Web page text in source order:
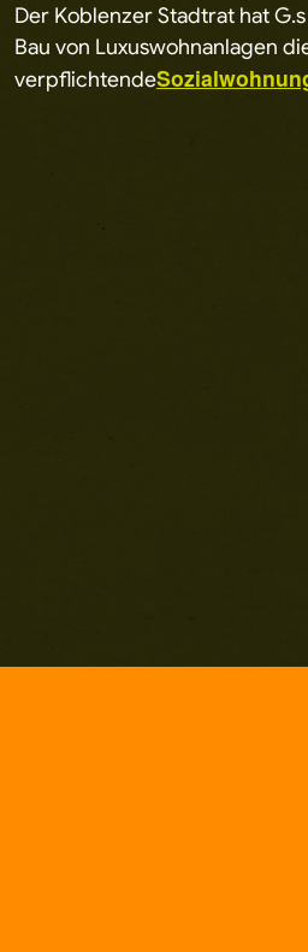
Der Koblenzer Stadtrat hat
Bau von Luxuswohnanlagen
verpflichtende